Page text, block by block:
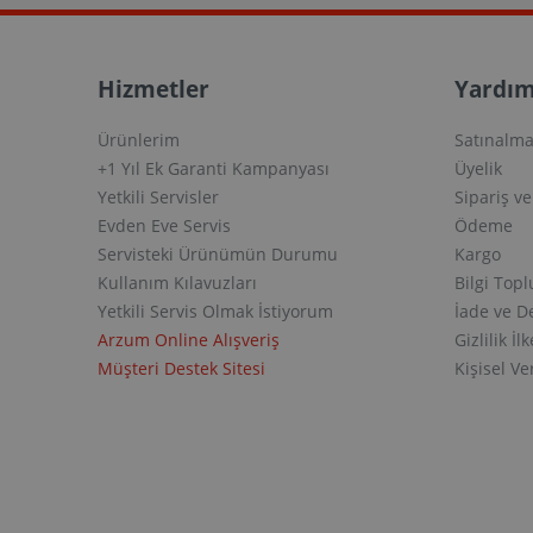
Hizmetler
Ürünlerim
+1 Yıl Ek Garanti Kampanyası
Yetkili Servisler
Evden Eve Servis
Servisteki Ürünümün Durumu
Kullanım Kılavuzları
Yetkili Servis Olmak İstiyorum
Arzum Online Alışveriş
Müşteri Destek Sitesi
Üyelik
Sipariş
Ödeme
Kargo
Bilgi
İade ve
Gizlilik
Kişisel